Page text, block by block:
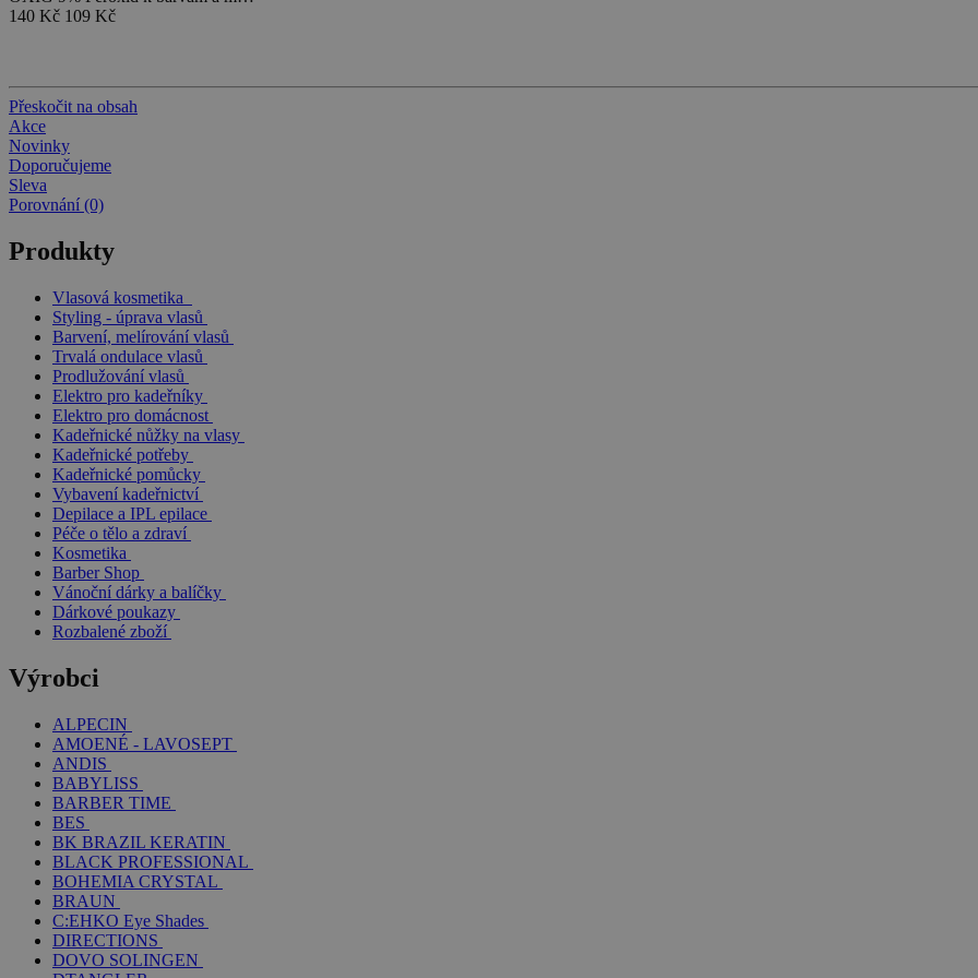
140 Kč 109 Kč
Přeskočit na obsah
Akce
Novinky
Doporučujeme
Sleva
Porovnání (0)
Produkty
Vlasová kosmetika
Styling - úprava vlasů
Barvení, melírování vlasů
Trvalá ondulace vlasů
Prodlužování vlasů
Elektro pro kadeřníky
Elektro pro domácnost
Kadeřnické nůžky na vlasy
Kadeřnické potřeby
Kadeřnické pomůcky
Vybavení kadeřnictví
Depilace a IPL epilace
Péče o tělo a zdraví
Kosmetika
Barber Shop
Vánoční dárky a balíčky
Dárkové poukazy
Rozbalené zboží
Výrobci
ALPECIN
AMOENÉ - LAVOSEPT
ANDIS
BABYLISS
BARBER TIME
BES
BK BRAZIL KERATIN
BLACK PROFESSIONAL
BOHEMIA CRYSTAL
BRAUN
C:EHKO Eye Shades
DIRECTIONS
DOVO SOLINGEN